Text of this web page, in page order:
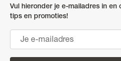
Vul hieronder je e-mailadres in
tips en promoties!